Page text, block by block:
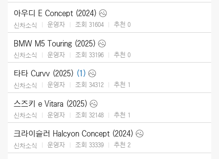
아우디 E Concept (2024)
신차소식 운영자 조회 31604 추천 0
BMW M5 Touring (2025)
신차소식 운영자 조회 33196 추천 0
타타 Curvv (2025) (1)
신차소식 운영자 조회 34312 추천 1
스즈키 e Vitara (2025)
신차소식 운영자 조회 32148 추천 1
크라이슬러 Halcyon Concept (2024)
신차소식 운영자 조회 33339 추천 2